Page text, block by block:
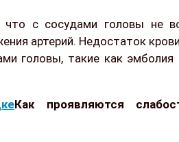
с сосудами головы не
артерий. Недостаток
головы, такие как эмболия
Как проявляются